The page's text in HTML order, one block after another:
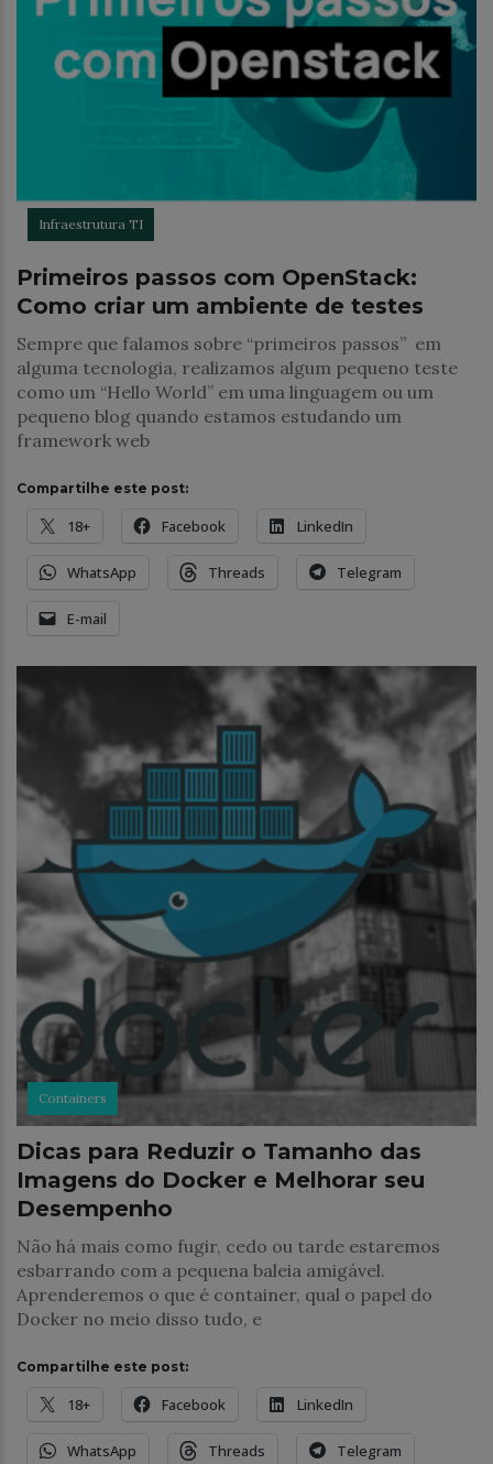
Infraestrutura TI
Primeiros passos com OpenStack:
Como criar um ambiente de testes
Sempre que falamos sobre “primeiros passos” em
alguma tecnologia, realizamos algum pequeno teste
como um “Hello World” em uma linguagem ou um
pequeno blog quando estamos estudando um
framework web
Compartilhe este post:
18+ Facebook LinkedIn
WhatsApp Threads Telegram
E-mail
Containers
Dicas para Reduzir o Tamanho das
Imagens do Docker e Melhorar seu
Desempenho
Não há mais como fugir, cedo ou tarde estaremos
esbarrando com a pequena baleia amigável.
Aprenderemos o que é container, qual o papel do
Docker no meio disso tudo, e
Compartilhe este post:
18+ Facebook LinkedIn
WhatsApp Threads Telegram